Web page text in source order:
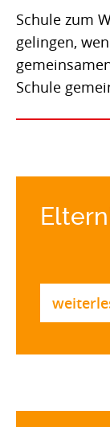
Schule zum
gelingen,
Schule